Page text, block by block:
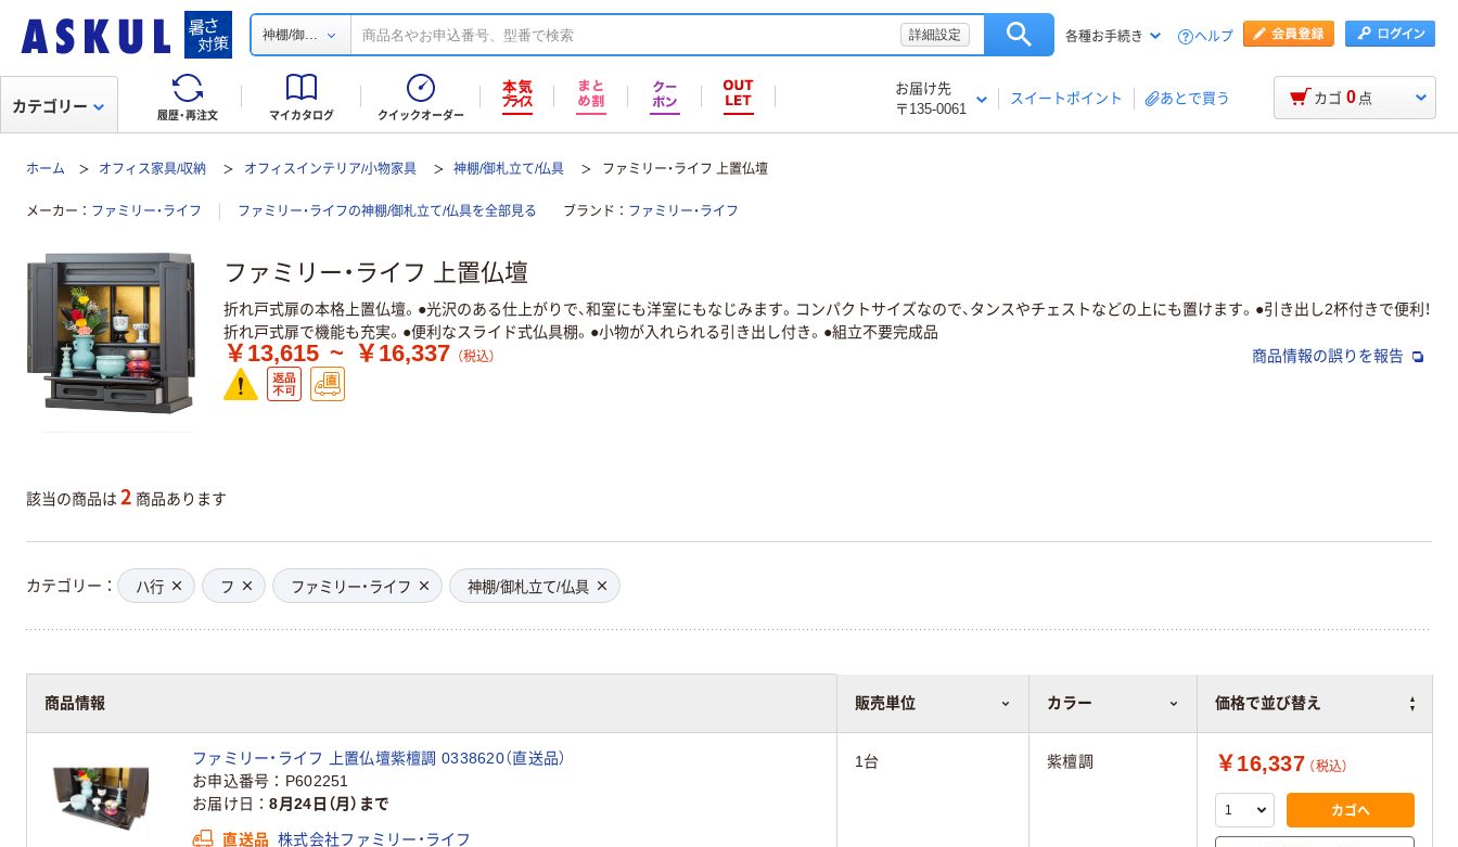
神棚/御... 詳細設定 各種お手続き ヘルプ
履歴・再注文 マイカタログ クイックオーダー
お届け先
〒135-0061
スイートポイント あとで買う
カテゴリー カゴ 0 点
ホーム オフィス家具/収納 オフィスインテリア/小物家具 神棚/御札立て/仏具 ファミリー・ライフ 上置仏壇
メーカー ファミリー・ライフ ファミリー・ライフの神棚/御札立て/仏具を全部見る ブランド ファミリー・ライフ
ファミリー・ライフ 上置仏壇
折れ戸式扉の本格上置仏壇。●光沢のある仕上がりで、和室にも洋室にもなじみます。コンパクトサイズなので、タンスやチェストなどの上にも置けます。●引き出し2杯付きで便利！
折れ戸式扉で機能も充実。●便利なスライド式仏具棚。●小物が入れられる引き出し付き。●組立不要完成品
￥13,615 ~ ￥16,337 （税込） 商品情報の誤りを報告
該当の商品は 2 商品あります
カテゴリー ハ行 フ ファミリー・ライフ 神棚/御札立て/仏具
商品情報 販売単位 カラー 価格で並び替え
ファミリー・ライフ 上置仏壇紫檀調 0338620（直送品）
お申込番号
P602251
お届け日
8月24日（月）まで
直送品 株式会社ファミリー・ライフ
1台 紫檀調 ￥16,337 （税込）
カゴへ